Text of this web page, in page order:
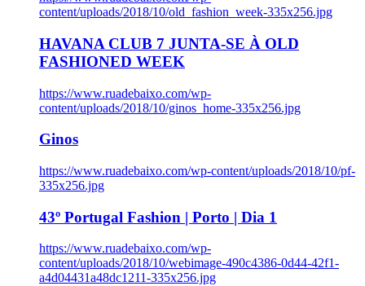
content/uploads/2018/10/old_fashion_week-335x256.jpg
HAVANA CLUB 7 JUNTA-SE À OLD
FASHIONED WEEK
https://www.ruadebaixo.com/wp-
content/uploads/2018/10/ginos_home-335x256.jpg
Ginos
https://www.ruadebaixo.com/wp-content/uploads/2018/10/pf-
335x256.jpg
43º Portugal Fashion | Porto | Dia 1
https://www.ruadebaixo.com/wp-
content/uploads/2018/10/webimage-490c4386-0d44-42f1-
a4d04431a48dc1211-335x256.jpg